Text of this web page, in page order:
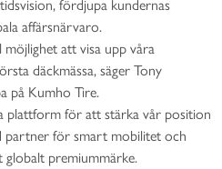
fördjupa kundernas
affärsnärvaro.
möjlighet att visa upp våra
däckmässa, säger Tony
på Kumho Tire.
plattform för att stärka vår position
partner för smart mobilitet och
globalt premiummärke.